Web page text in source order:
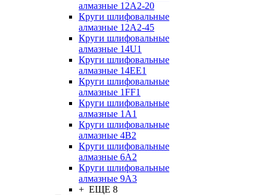
алмазные 12А2-20
Круги шлифовальные
алмазные 12А2-45
Круги шлифовальные
алмазные 14U1
Круги шлифовальные
алмазные 14ЕЕ1
Круги шлифовальные
алмазные 1FF1
Круги шлифовальные
алмазные 1А1
Круги шлифовальные
алмазные 4В2
Круги шлифовальные
алмазные 6A2
Круги шлифовальные
алмазные 9А3
+ ЕЩЕ 8